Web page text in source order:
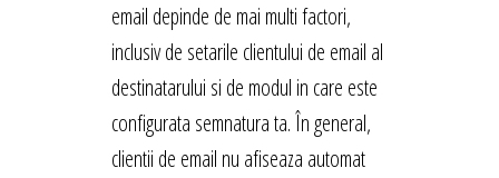
email depinde de mai multi factori,
inclusiv de setarile clientului de email al
destinatarului si de modul in care este
configurata semnatura ta. În general,
clientii de email nu afiseaza automat